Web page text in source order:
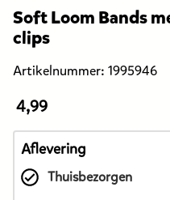
Soft Loom Bands
clips
Artikelnummer: 1995946
De
van
dit
product
4,99
Aflevering
Thuisbezorgen